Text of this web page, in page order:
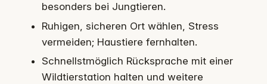
besonders bei Jungtieren.
Ruhigen, sicheren Ort wählen, Stress
vermeiden; Haustiere fernhalten.
Schnellstmöglich Rücksprache mit einer
Wildtierstation halten und weitere